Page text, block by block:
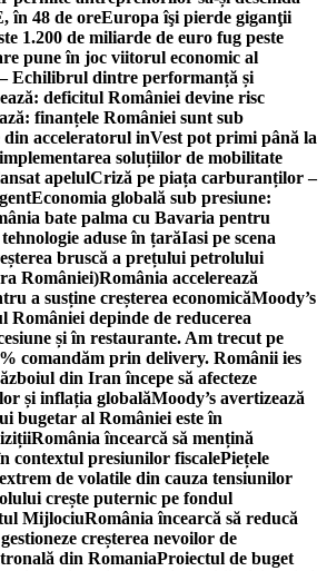
în 48 de oreEuropa îşi pierde giganţii
1.200 de miliarde de euro fug peste
pune în joc viitorul economic al
Echilibrul dintre performanță și
deficitul României devine risc
finanțele României sunt sub
acceleratorul inVest pot primi până la
soluțiilor de mobilitate
apelulCriză pe piața carburanților –
Economia globală sub presiune:
bate palma cu Bavaria pentru
aduse în țarăIasi pe scena
bruscă a prețului petrolului
României)România accelerează
a susține creșterea economicăMoody’s
României depinde de reducerea
și în restaurante. Am trecut pe
comandăm prin delivery. Românii ies
din Iran începe să afecteze
și inflația globalăMoody’s avertizează
bugetar al României este în
România încearcă să mențină
contextul presiunilor fiscalePiețele
de volatile din cauza tensiunilor
crește puternic pe fondul
MijlociuRomânia încearcă să reducă
creșterea nevoilor de
din RomaniaProiectul de buget